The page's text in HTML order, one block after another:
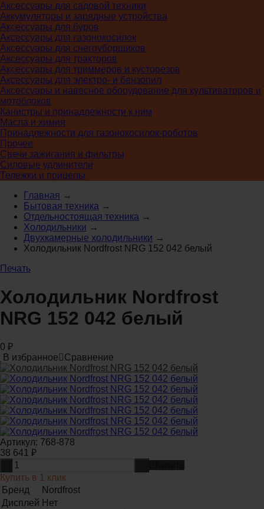
Аксессуары для садовой техники
Аккумуляторы и зарядные устройства
Аксессуары для буров
Аксессуары для газонокосилок
Аксессуары для снегоуборщиков
Аксессуары для тракторов
Аксессуары для триммеров и кусторезов
Аксессуары для электро- и бензопил
Аксессуары и навесное оборудование для культиваторов и
мотоблоков
Канистры и принадлежности к ним
Масла и химия
Принадлежности для газонокосилок-роботов
Прочее
Свечи зажигания и фильтры
Силовые удлинители
Тележки и прицепы
Главная →
Бытовая техника →
Отдельностоящая техника →
Холодильники →
Двухкамерные холодильники →
Холодильник Nordfrost NRG 152 042 белый
Печать
Холодильник Nordfrost
NRG 152 042 белый
0 ₽
В избранное
Сравнение
Артикул: 768-878
38 641 ₽
Купить в 1 клик
Бренд
Nordfrost
Дисплей Нет